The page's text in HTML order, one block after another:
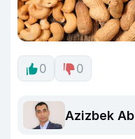
0 0
Azizbek